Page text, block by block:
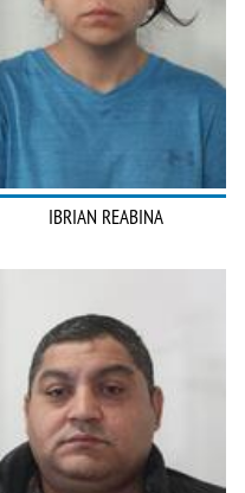
IBRIAN REABINA